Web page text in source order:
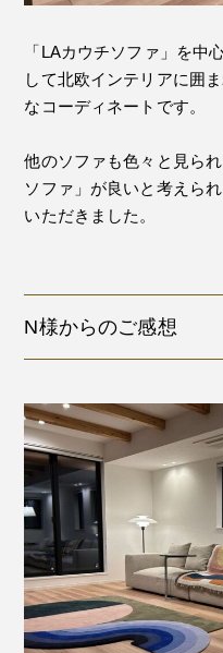
「LAカウチソファ」を中
して北欧インテリアに囲
なコーディネートです。
他のソファも色々と見ら
ソファ」が良いと考えら
いただきました。
N様からのご感想